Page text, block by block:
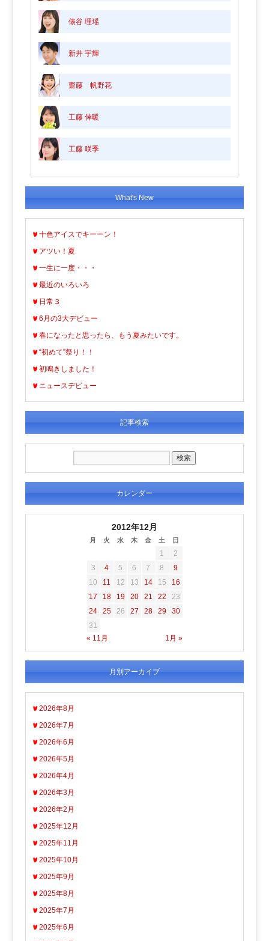
俵谷 理瑶
新井 宇輝
齋藤 帆野花
工藤 倖暖
工藤 咲季
What's New
十色アイスでキーーン！
アツい！夏
一生に一度・・・
最近のいろいろ
日常３
6月の3大デビュー
春になったと思ったら、もう夏みたいです。
“初めて”祭り！！
初鳴きしました！
ニュースデビュー
記事検索
カレンダー
2012年12月
月 火 水 木 金 土 日
« 11月 1月 »
1
2
3
4 5 6 7 8
9
10
11 12 13 14 15
16
17
18 19 20 21 22
23
24
25 26 27 28 29
30
31
月別アーカイブ
2026年8月
2026年7月
2026年6月
2026年5月
2026年4月
2026年3月
2026年2月
2025年12月
2025年11月
2025年10月
2025年9月
2025年8月
2025年7月
2025年6月